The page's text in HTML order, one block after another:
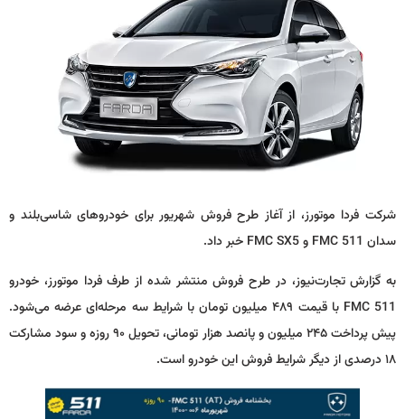
شرکت فردا موتورز، از آغاز طرح فروش شهریور برای خودروهای شاسی‌بلند و
سدان FMC 511 و FMC SX5 خبر داد.
به گزارش تجارت‌نیوز، در طرح فروش منتشر شده از طرف فردا موتورز، خودرو
FMC 511 با قیمت ۴۸۹ میلیون تومان با شرایط سه مرحله‌ای عرضه می‌شود.
پیش پرداخت ۲۴۵ میلیون و پانصد هزار تومانی، تحویل ۹۰ روزه و سود مشارکت
۱۸ درصدی از دیگر شرایط فروش این خودرو است.